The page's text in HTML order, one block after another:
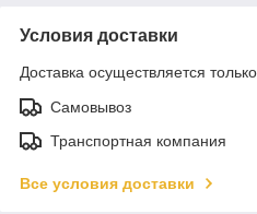
Условия доставки
Доставка осуществляется
Самовывоз
Транспортная компания
Все условия доставки